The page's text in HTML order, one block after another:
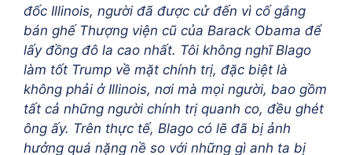
đốc Illinois, người đã được cử đến vì cố gắng
bán ghế Thượng viện cũ của Barack Obama để
lấy đồng đô la cao nhất. Tôi không nghĩ Blago
làm tốt Trump về mặt chính trị, đặc biệt là
không phải ở Illinois, nơi mà mọi người, bao gồm
tất cả những người chính trị quanh co, đều ghét
ông ấy. Trên thực tế, Blago có lẽ đã bị ảnh
hưởng quá nặng nề so với những gì anh ta bị